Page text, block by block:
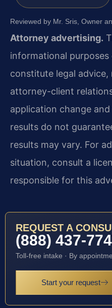
Reviewed by Mr. Sris, Owner
Attorney advertising.
informational
constitute legal
attorney-client
application change
results do not
results may vary. For
situation, consult a
responsible for this
REQUEST A
(888) 437-
Toll-free intake · By
Start your request